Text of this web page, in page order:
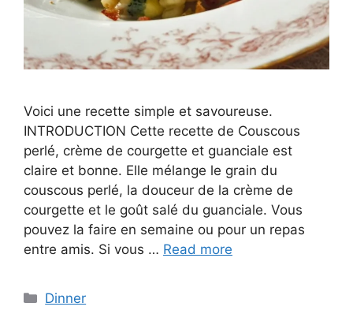
Voici une recette simple et savoureuse.
INTRODUCTION Cette recette de Couscous
perlé, crème de courgette et guanciale est
claire et bonne. Elle mélange le grain du
couscous perlé, la douceur de la crème de
courgette et le goût salé du guanciale. Vous
pouvez la faire en semaine ou pour un repas
entre amis. Si vous … Read more
Categories
Dinner